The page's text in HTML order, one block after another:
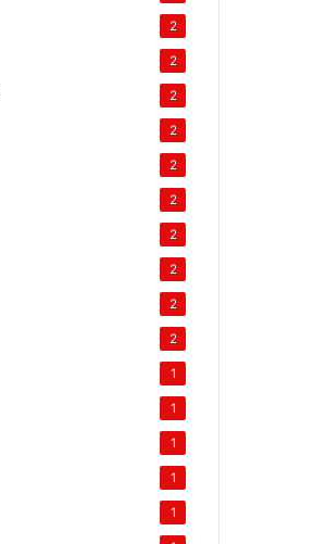
2
2
2
2
2
2
2
2
2
2
1
1
1
1
1